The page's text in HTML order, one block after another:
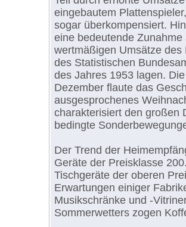
eingebautem
sogar überkompensiert.
eine bedeutende
wertmäßigen Umsätze
des Statistischen
des Jahres 1953 lagen.
Dezember flaute das
ausgesprochenes
charakterisiert den großen
bedingte
Der Trend der
Geräte der Preisklasse
Tischgeräte der oberen
Erwartungen einiger
Musikschränke und -
Sommerwetters zogen